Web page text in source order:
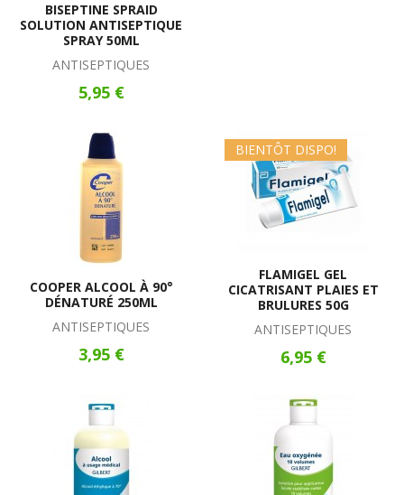
BISEPTINE SPRAID
SOLUTION ANTISEPTIQUE
SPRAY 50ML
ANTISEPTIQUES
5,95 €
COOPER ALCOOL À 90°
DÉNATURÉ 250ML
ANTISEPTIQUES
3,95 €
BIENTÔT DISPO!
FLAMIGEL GEL
CICATRISANT PLAIES ET
BRULURES 50G
ANTISEPTIQUES
6,95 €